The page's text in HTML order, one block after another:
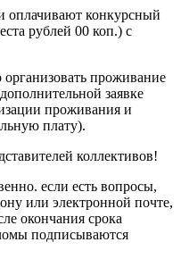
оплачивают конкурсный
рублей 00 коп.) с
проживание
заявке
проживания и
плату).
коллективов!
если есть вопросы,
или электронной почте,
окончания срока
подписываются